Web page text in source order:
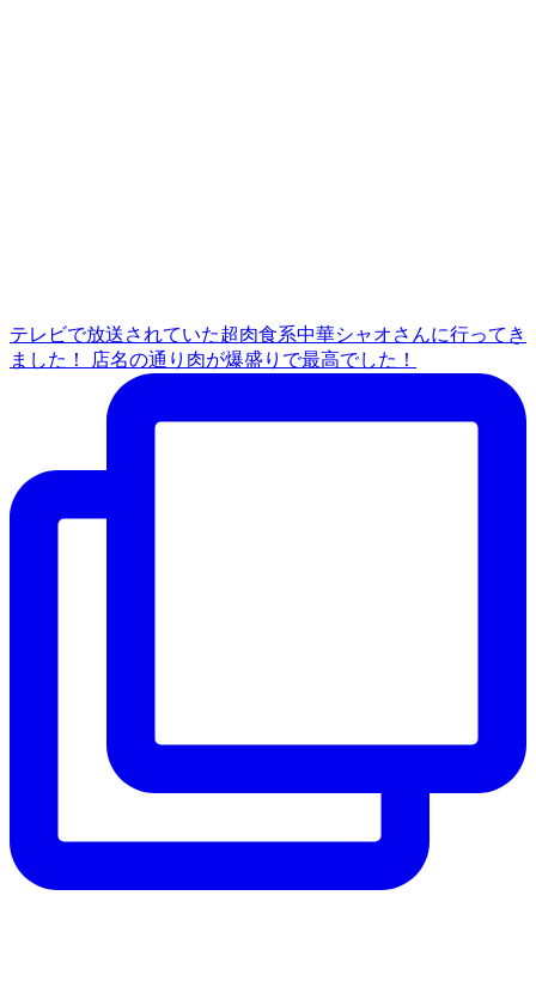
テレビで放送されていた超肉食系中華シャオさんに行ってき
ました！ 店名の通り肉が爆盛りで最高でした！